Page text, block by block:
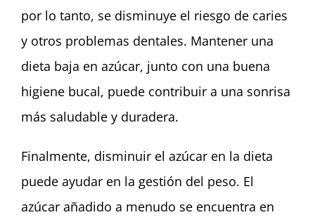
por lo tanto, se disminuye el riesgo de caries
y otros problemas dentales. Mantener una
dieta baja en azúcar, junto con una buena
higiene bucal, puede contribuir a una sonrisa
más saludable y duradera.
Finalmente, disminuir el azúcar en la dieta
puede ayudar en la gestión del peso. El
azúcar añadido a menudo se encuentra en